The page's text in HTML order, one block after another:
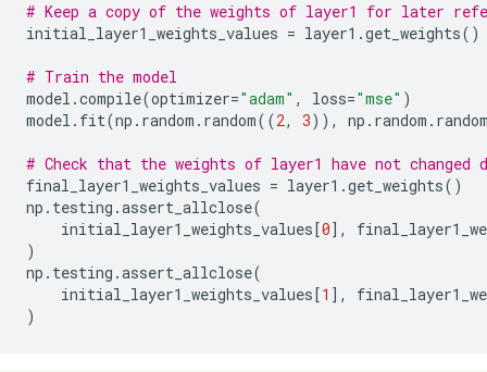
# Keep a copy of the weights of layer1 for later
initial_layer1_weights_values = layer1 .get_weights()
# Train the model
model .compile(optimizer="adam" , loss="mse" )
model . fit(np . random . random((2, 3)), np . random .
# Check that the weights of layer1 have not
final_layer1_weights_values = layer1 .get_weights()
np . testing .assert_allclose(
initial_layer1_weights_values[0],
)
np . testing .assert_allclose(
initial_layer1_weights_values[1 ],
)